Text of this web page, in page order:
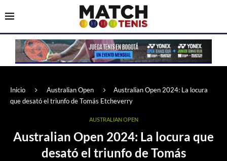
Inicio Australian Open
Australian Open 2024: La locura
que desató el triunfo de Tomás Etcheverry
AUSTRALIAN OPEN
Australian Open 2024: La locura que
desató el triunfo de Tomás